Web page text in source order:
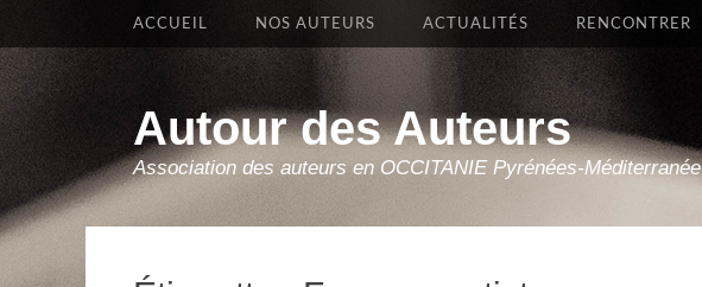
Autour des Auteurs
Association des auteurs en OCCITANIE Pyrénées-Méditerranée
Premier Menu
Aller
ACCUEIL NOS AUTEURS ACTUALITÉS RENCONTRER